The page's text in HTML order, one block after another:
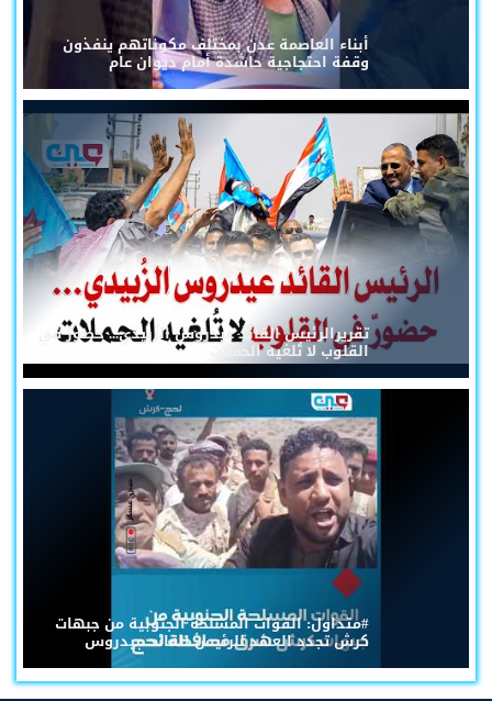
أبناء العاصمة عدن بمختلف مكوناتهم ينفذون
وقفة احتجاجية حاشدة أمام ديوان عام
تقريرالرئيس القائد عيدروس الزُبيدي... حضورٌ في
القلوب لا تُلغيه الحملات
#متداول: القوات المسلحة الجنوبية من جبهات
كرش تجدد العهد للرئيس القائد عيدروس